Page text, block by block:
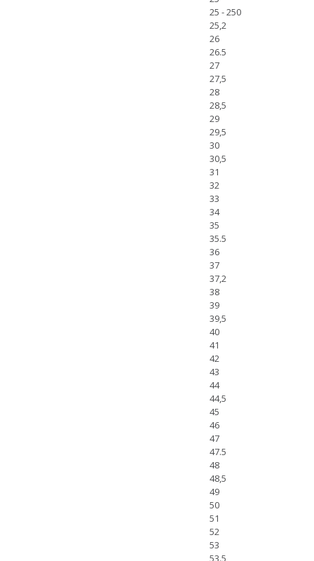
25 - 250
25,2
26
26.5
27
27,5
28
28,5
29
29,5
30
30,5
31
32
33
34
35
35.5
36
37
37,2
38
39
39,5
40
41
42
43
44
44,5
45
46
47
47.5
48
48,5
49
50
51
52
53
53.5